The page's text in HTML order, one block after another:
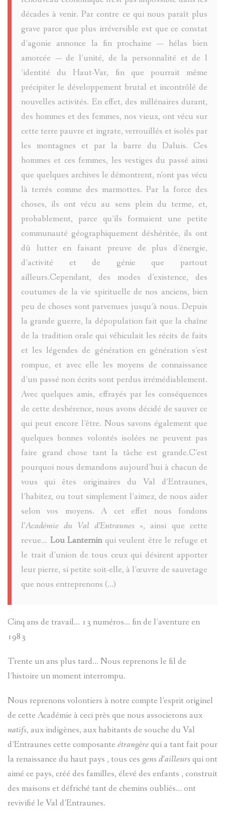
BANTE
LES
TOURRÈS
(PAGE
MILITAIRE
CIVIL
FAITS
DIVERS
SAINT-
MARTIN-
LE
VAL
MARTIN-
DU
VAL
LES
ARTISTES
ET
VAL
ALEXIS
MOSSA
ADOLF
MOSSA
JEAN
TOCHE
SUZANNE
TOCHE
ANDRÉ
MARC-
PIERRE
MICHEL
MONNIER
JAMES
SYLVIE
PRETTE
MARIE-
RENÉE
BENITIER
CROIX
LA
LE
DE
REFUGES
LES
décades à venir. Par contre ce qui nous paraît plus
grave parce que plus irréversible est que ce constat
d’agonie annonce la fin prochaine — hélas bien
amorcée — de l’unité, de la personnalité et de l
’identité du Haut-Var, fin que pourrait même
précipiter le développement brutal et incontrôlé de
nouvelles activités. En effet, des millénaires durant,
des hommes et des femmes, nos vieux, ont vécu sur
cette terre pauvre et ingrate, verrouillés et isolés par
les montagnes et par la barre du Daluis. Ces
hommes et ces femmes, les vestiges du passé ainsi
que quelques archives le démontrent, n’ont pas vécu
là terrés comme des marmottes. Par la force des
choses, ils ont vécu au sens plein du terme, et,
probablement, parce qu’ils formaient une petite
communauté géographiquement déshéritée, ils ont
dû lutter en faisant preuve de plus d’énergie,
d’activité et de génie que partout
ailleurs.Cependant, des modes d’existence, des
coutumes de la vie spirituelle de nos anciens, bien
peu de choses sont parvenues jusqu’à nous. Depuis
la grande guerre, la dépopulation fait que la chaîne
de la tradition orale qui véhiculait les récits de faits
et les légendes de génération en génération s’est
rompue, et avec elle les moyens de connaissance
d’un passé non écrits sont perdus irrémédiablement.
Avec quelques amis, effrayés par les conséquences
de cette deshérence, nous avons décidé de sauver ce
qui peut encore l’être. Nous savons également que
quelques bonnes volontés isolées ne peuvent pas
faire grand chose tant la tâche est grande.C’est
pourquoi nous demandons aujourd’hui à chacun de
vous qui êtes originaires du Val d’Entraunes,
l’habitez, ou tout simplement l’aimez, de nous aider
selon vos moyens. A cet effet nous fondons
l’Académie du Val d’Entraunes », ainsi que cette
revue... Lou Lanterninqui veulent être le refuge et
le trait d’union de tous ceux qui désirent apporter
leur pierre, si petite soit-elle, à l’œuvre de sauvetage
que nous entreprenons (...)
Cinq ans de travail… 13 numéros… fin de l’aventure en
1983
Trente un ans plus tard... Nous reprenons le fil de
l’histoire un moment interrompu.
Nous reprenons volontiers à notre compte l’esprit originel
de cette Académie à ceci près que nous associerons aux
natifs, aux indigènes, aux habitants de souche du Val
d’Entraunes cette composante étrangèrequi a tant fait pour
la renaissance du haut pays , tous ces gens d’ailleurs qui ont
aimé ce pays, créé des familles, élevé des enfants , construit
des maisons et défriché tant de chemins oubliés... ont
revivifié le Val d’Entraunes.